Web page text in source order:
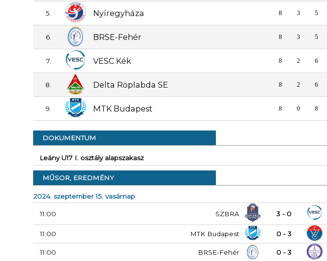
5. Nyíregyháza 8 3 5
6. BRSE-Fehér 8 3 5
7. VESC Kék 8 2 6
8. Delta Röplabda SE 8 2 6
9. MTK Budapest 8 0 8
DOKUMENTUM
Leány U17 I. osztály alapszakasz
MŰSOR, EREDMÉNY
2024. szeptember 15. vasárnap
11:00 SZBRA 3 - 0
11:00 MTK Budapest 0 - 3
11:00 BRSE-Fehér 0 - 3